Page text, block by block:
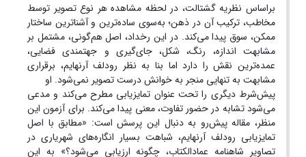
براساس نظریه گشتالت، در لحظه مشاهده هر نوع تصویر توسط
مخاطب، ترکیب آن در ذهن؛ به‌سوی ساده‌ترین و آشناترین ساختار
ممکن، سوق پیدا می‌کند. در این رخداد، اصل هم‌گونی، مشتمل بر
مشابهت اندازه، رنگ، شکل، جای‌گیری و جهتمندی فضایی،
عمده‌ترین نقش را دارد اما بنا به نظر رودلف آرنهایم، برقراری
مشابهت به تنهایی منجر به خوانش درست تصویر نمی‌شود. او
پیش‌شرط دیگری را تحت‌ عنوان تمایزیابی مطرح می‌کند و مدعی
می‌شود تشابه در حضور تفاوت، معنی پیدا می‌کند. برای آزمون این
منظر، مقاله پیش‌رو به دنبال این پرسش است: «مطابق با اصل
تمایزیابی رودلف آرنهایم، شباهت بسیار انگاره‌های شهریاری در
تصاویر شاهنامه عمادالکتاب، چگونه ارزیابی می‌شود؟» به این